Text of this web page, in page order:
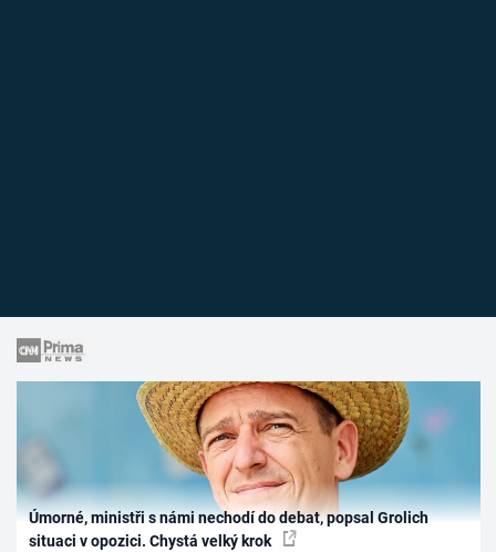
Úmorné, ministři s námi nechodí do debat, popsal Grolich
situaci v opozici. Chystá velký krok